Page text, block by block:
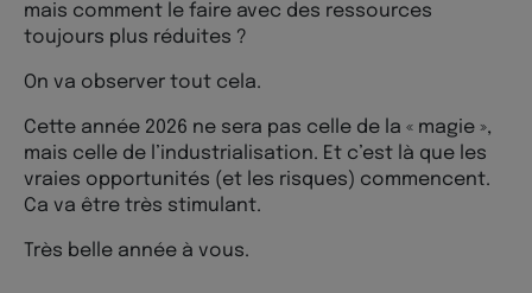
mais comment le faire avec des ressources
toujours plus réduites ?
On va observer tout cela.
Cette année 2026 ne sera pas celle de la « magie »,
mais celle de l’industrialisation. Et c’est là que les
vraies opportunités (et les risques) commencent.
Ca va être très stimulant.
Très belle année à vous.